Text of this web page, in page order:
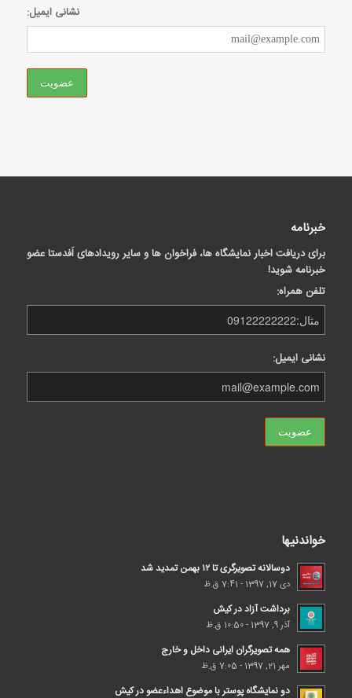
نشانی ایمیل:
خبرنامه
برای دریافت اخبار نمایشگاه ها، فراخوان ها و سایر رویدادهای اَفدستا عضو
خبرنامه شوید!
تلفن همراه:
نشانی ایمیل:
خواندنیها
دوسالانه تصویرگری تا ۱۲ بهمن تمدید شد
دی 17, 1397 - 7:41 ق.ظ
برداشت آزاد در کیش
آذر 9, 1397 - 10:50 ق.ظ
همه تصویرگران ایرانی داخل و خارج
مهر 21, 1397 - 7:05 ق.ظ
دو نمایشگاه پوستر با موضوع اهداء‌عضو در کیش